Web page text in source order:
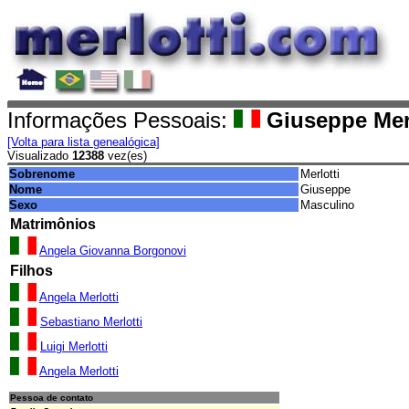
Informações Pessoais: Giuseppe
[Volta para lista genealógica]
Visualizado 12388 vez(es)
Sobrenome
Merlotti
Nome
Giuseppe
Sexo
Masculino
Matrimônios
Angela Giovanna Borgonovi
Filhos
Angela Merlotti
Sebastiano Merlotti
Luigi Merlotti
Angela Merlotti
Pessoa de contato